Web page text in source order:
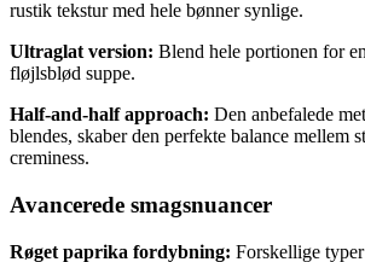
rustik tekstur med hele bønner synlige.
Ultraglat version: Blend hele portionen for
fløjlsblød suppe.
Half-and-half approach: Den anbefalede
blendes, skaber den perfekte balance mellem
creminess.
Avancerede smagsnuancer
Røget paprika fordybning: Forskellige